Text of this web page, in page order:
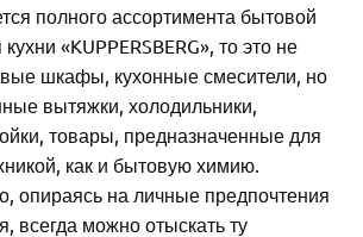
полного ассортимента бытовой
«KUPPERSBERG», то это не
шкафы, кухонные смесители, но
вытяжки, холодильники,
товары, предназначенные для
как и бытовую химию.
опираясь на личные предпочтения
всегда можно отыскать ту